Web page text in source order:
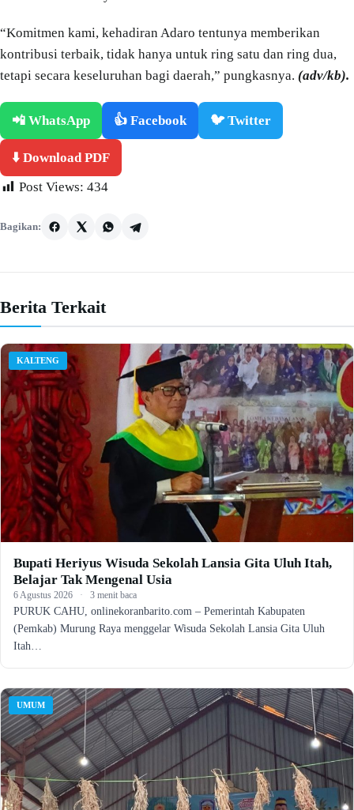
“Komitmen kami, kehadiran Adaro tentunya memberikan
kontribusi terbaik, tidak hanya untuk ring satu dan ring dua,
tetapi secara keseluruhan bagi daerah,” pungkasnya. (adv/kb).
📲 WhatsApp 👍 Facebook 🐦 Twitter
⬇️ Download PDF
Post Views: 434
Bagikan:
Berita Terkait
KALTENG
Bupati Heriyus Wisuda Sekolah Lansia Gita Uluh Itah,
Belajar Tak Mengenal Usia
6 Agustus 2026 · 3 menit baca
PURUK CAHU, onlinekoranbarito.com – Pemerintah Kabupaten
(Pemkab) Murung Raya menggelar Wisuda Sekolah Lansia Gita Uluh
Itah…
UMUM